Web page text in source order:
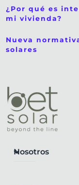
¿Por qué es
mi vivienda?
Nueva
solares
Nosotros